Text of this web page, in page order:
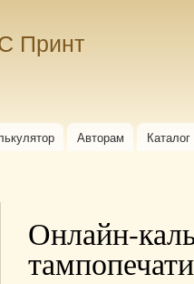
Принт
Авторам
Онлайн-
тампопечати